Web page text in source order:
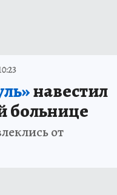
навестил
больнице
от